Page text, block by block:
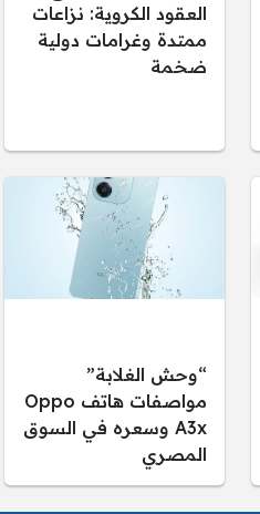
العقود الكروية: نزاعات
ممتدة وغرامات دولية
ضخمة
“وحش الغلابة”
مواصفات هاتف Oppo
A3x وسعره في السوق
المصري